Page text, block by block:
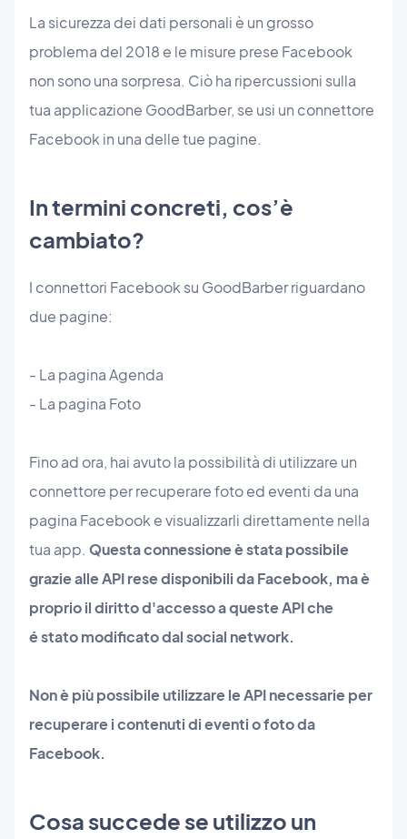
La sicurezza dei dati personali è un grosso
problema del 2018 e le misure prese Facebook
non sono una sorpresa. Ciò ha ripercussioni sulla
tua applicazione GoodBarber, se usi un connettore
Facebook in una delle tue pagine.
In termini concreti, cos’è
cambiato?
I connettori Facebook su GoodBarber riguardano
due pagine:
- La pagina Agenda
- La pagina Foto
Fino ad ora, hai avuto la possibilità di utilizzare un
connettore per recuperare foto ed eventi da una
pagina Facebook e visualizzarli direttamente nella
tua app. Questa connessione è stata possibile
grazie alle API rese disponibili da Facebook, ma è
proprio il diritto d'accesso a queste API che
é stato modificato dal social network.
Non è più possibile utilizzare le API necessarie per
recuperare i contenuti di eventi o foto da
Facebook.
Cosa succede se utilizzo un